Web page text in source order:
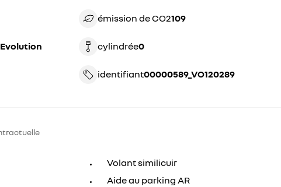
Evolution
émission de CO2 109
cylindrée0
identifiant 00000589_VO120289
Volant similicuir
Aide au parking AR